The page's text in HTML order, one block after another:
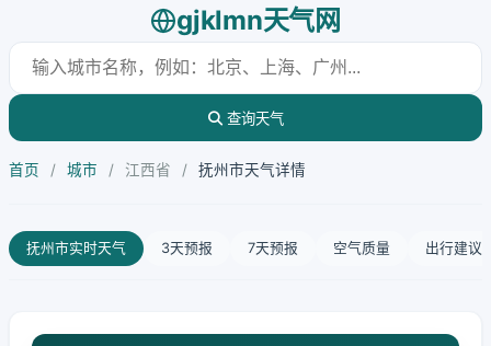
gjklmn天气网
查询天气
首页 / 城市 / 江西省 / 抚州市天气详情
抚州市实时天气 3天预报 7天预报 空气质量 出行建议